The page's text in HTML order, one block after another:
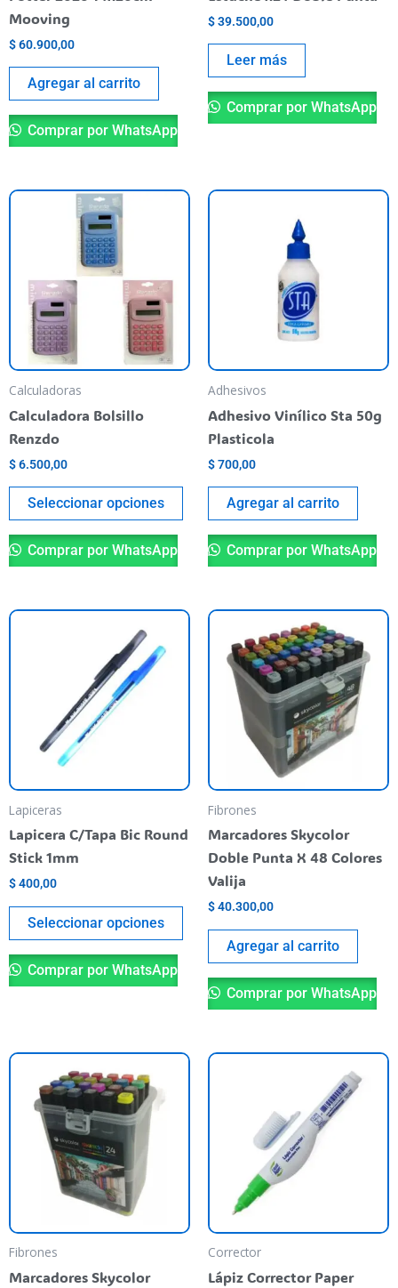
Mooving
$60.900,00
Agregar al carrito
Comprar por WhatsApp
$39.500,00
Leer más
Comprar por WhatsApp
Calculadoras
Calculadora Bolsillo
Renzdo
$6.500,00
Seleccionar opciones
Este
se
pueden
elegir
producto
Comprar por WhatsApp
Adhesivos
Adhesivo Vinílico Sta 50g
Plasticola
$700,00
Agregar al carrito
Comprar por WhatsApp
Lapiceras
Lapicera C/Tapa Bic Round
Stick 1mm
$400,00
Seleccionar opciones
Este
producto
variantes.
se
pueden
elegir
página
producto
Comprar por WhatsApp
Fibrones
Marcadores Skycolor
Doble Punta X 48 Colores
Valija
$40.300,00
Agregar al carrito
Comprar por WhatsApp
Fibrones
Marcadores Skycolor
Corrector
Lápiz Corrector Paper